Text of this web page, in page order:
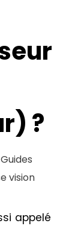
?
Guides
vision
appelé